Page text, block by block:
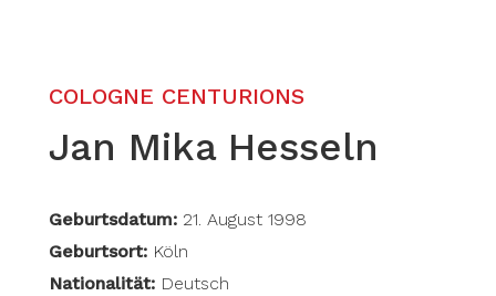
COLOGNE CENTURIONS
Jan Mika Hesseln
Geburtsdatum: 21. August 1998
Geburtsort: Köln
Nationalität: Deutsch